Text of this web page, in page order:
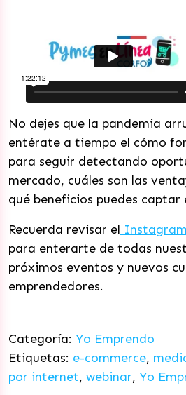
No dejes que la pandemia
entérate a tiempo el cómo
para seguir detectando
mercado, cuáles son las
qué beneficios puedes captar
Recuerda revisar el
para enterarte de todas
próximos eventos y nuevos
emprendedores.
Categoría: Yo Emprendo
Etiquetas: e-commerce,
por internet, webinar, Yo